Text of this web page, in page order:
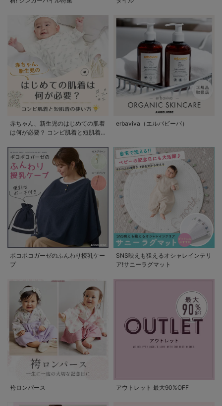
赤ちゃん、新生児のはじめての肌着
は何が必要？ コンビ肌着と短肌着
erbaviva（エルバビーバ）
ポコポコガーゼのふんわり授乳ケー
プ
SNS映えも狙えるオシャレインテリ
ア!サニーラグマット
袴ロンパース アウトレット 最大90%OFF